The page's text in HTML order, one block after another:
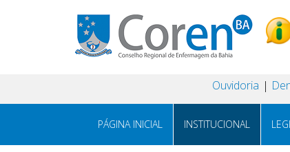
Ouvidoria
PÁGINA INICIAL INSTITUCIONAL